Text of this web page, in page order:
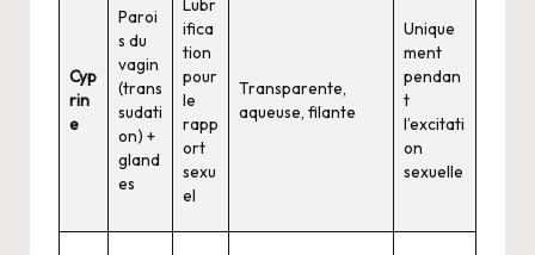
Cyp
rin
e
Paroi
s du
vagin
(trans
sudati
on) +
gland
es
Lubr
ifica
tion
pour
le
rapp
ort
sexu
el
Transparente,
aqueuse, filante
Unique
ment
pendan
t
l’excitati
on
sexuelle